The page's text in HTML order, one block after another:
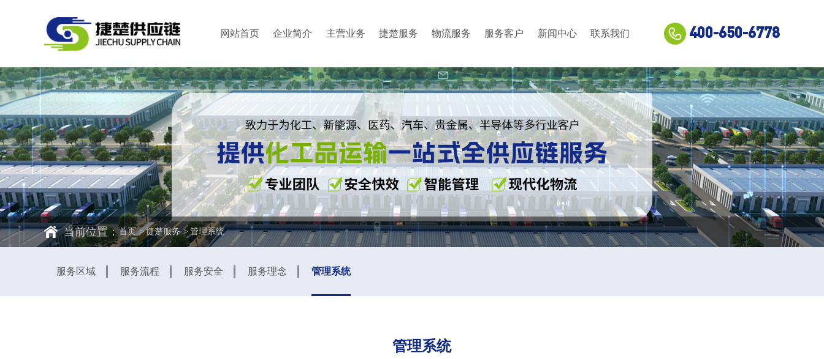
网站首页 企业简介 主营业务 捷楚服务 物流服务 服务客户 新闻中心 联系我们 400-650-6778
当前位置：首页 捷楚服务 管理系统
服务区域 服务流程 服务安全 服务理念 管理系统
管理系统